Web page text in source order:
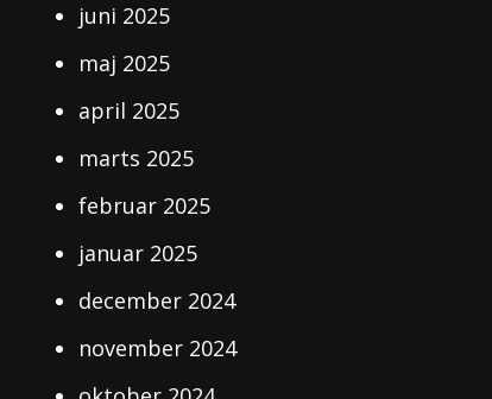
juni 2025
maj 2025
april 2025
marts 2025
februar 2025
januar 2025
december 2024
november 2024